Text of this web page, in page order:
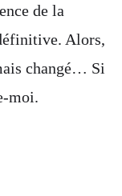
de la
Alors,
changé… Si
moi.